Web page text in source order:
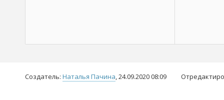
Создатель: Наталья Пачина, 24.09.2020 08:09